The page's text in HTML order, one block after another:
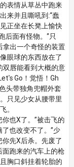
表情从草丛中跑来
来并且嘶吼到:“蠢
正坐在长凳上愉快
后面有怪物。”只
拿出一个奇怪的装置
眼球的东西放在了
双唇能看到大概的意
Go！觉悟！Gh
头带独角兜帽外套
只见少女从腰带里
。
也X了。”被击飞的
也改变不了。”少
先X后杀。先废了
跑来的汽车上的枪
胸口斜挂着轮胎的